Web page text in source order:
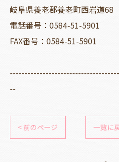
岐阜県養老郡養老町西岩道68
電話番号：0584-51-5901
FAX番号：0584-51-5901
--
< 前のページ 一覧に